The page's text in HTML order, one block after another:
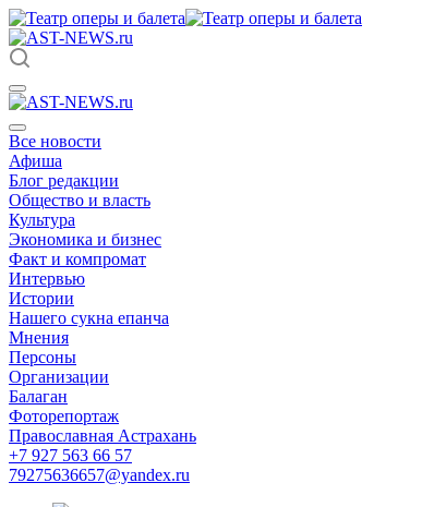
Все новости
Афиша
Блог редакции
Общество и власть
Культура
Экономика и бизнес
Факт и компромат
Интервью
Истории
Нашего сукна епанча
Мнения
Персоны
Организации
Балаган
Фоторепортаж
Православная Астрахань
+7 927 563 66 57
79275636657@yandex.ru